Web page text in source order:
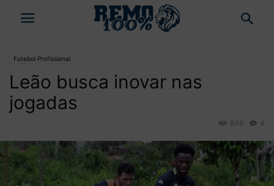
Futebol Profissional
Leão busca inovar nas
jogadas
4
846